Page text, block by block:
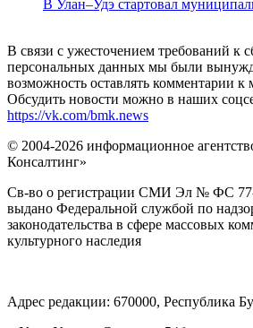
В Улан–Удэ стартовал
В связи с ужесточением требований к
персональных данных мы были
возможность оставлять комментарии к
Обсудить новости можно в наших
https://vk.com/bmk.news
© 2004-2026 информационное
Консалтинг»
Св-во о регистрации СМИ Эл № ФС 77-
выдано Федеральной службой по
законодательства в сфере массовых
культурного наследия
Адрес редакции: 670000, Республика